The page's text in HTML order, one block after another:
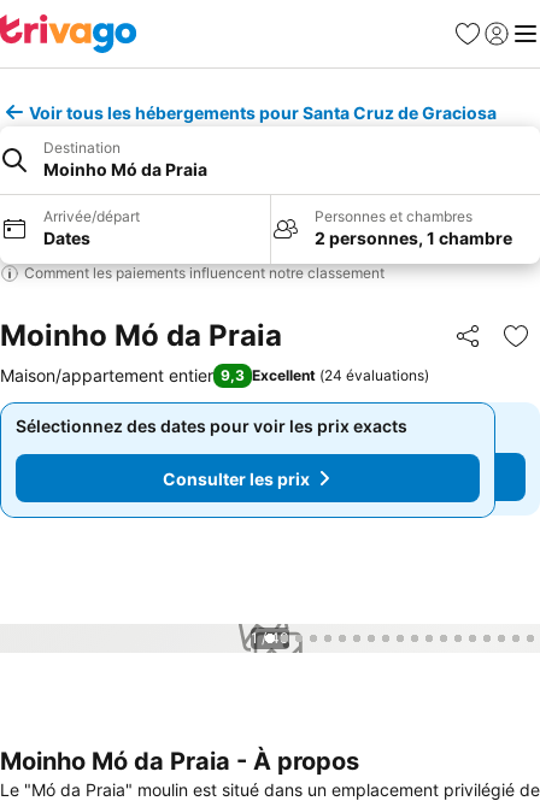
Favoris
Se
Voir tous les hébergements pour Santa Cruz de Graciosa
Destination
Moinho Mó da Praia
Arrivée/départ
Dates
Personnes et chambres
2 personnes, 1 chambre
Comment les paiements influencent notre classement
Moinho Mó da Praia Partager
Maison/appartement entier 9,3 Excellent (24 évaluations)
Sélectionnez des dates pour voir les prix exacts
Consulter les prix
Sélectionnez des dates pour voir les prix exacts
Consulter les prix
1 / 40
Moinho Mó da Praia - À propos
Le "Mó da Praia" moulin est situé dans un emplacement privilégié de